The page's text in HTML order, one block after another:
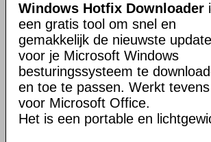
Windows Hotfix Downloader
een gratis tool om snel en
gemakkelijk de nieuwste
voor je Microsoft Windows
besturingssysteem te
en toe te passen. Werkt tevens
voor Microsoft Office.
Het is een portable en